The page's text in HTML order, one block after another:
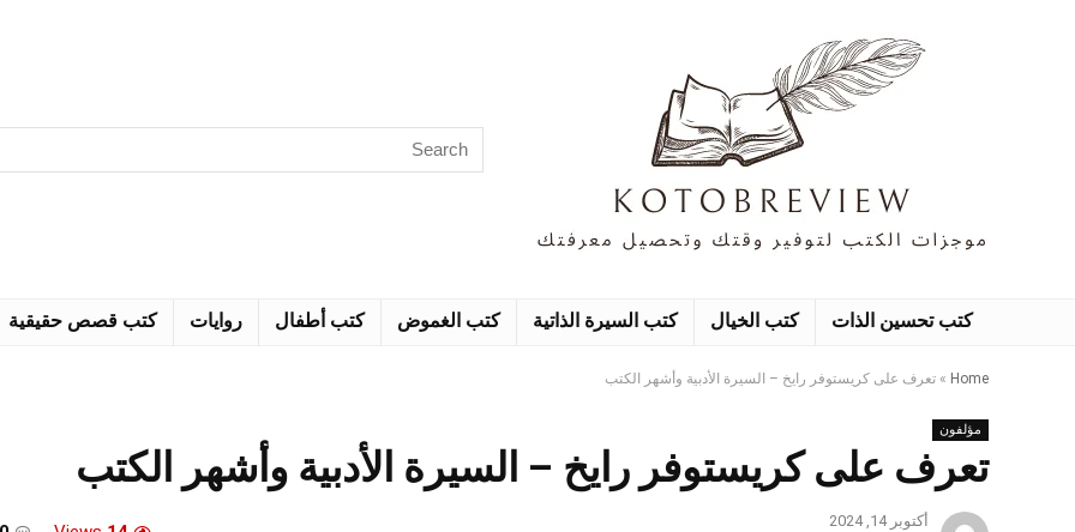
كتب تحسين الذات كتب الخيال كتب السيرة الذاتية كتب الغموض كتب أطفال روايات كتب قصص حقيقية
Home
» تعرف على كريستوفر رايخ – السيرة الأدبية وأشهر الكتب
مؤلفون
تعرف على كريستوفر رايخ – السيرة الأدبية وأشهر الكتب
أكتوبر 14, 2024